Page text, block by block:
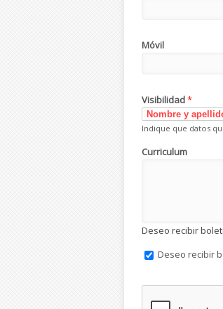
Móvil
Visibilidad*
Indique que datos
Curriculum
Deseo recibir
Deseo recibir